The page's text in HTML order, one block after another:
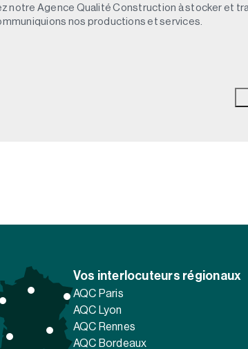
notre Agence Qualité Construction à stocker et
nos productions et services.
Vos interlocuteurs régionaux
AQC Paris
AQC Lyon
AQC Rennes
AQC Bordeaux